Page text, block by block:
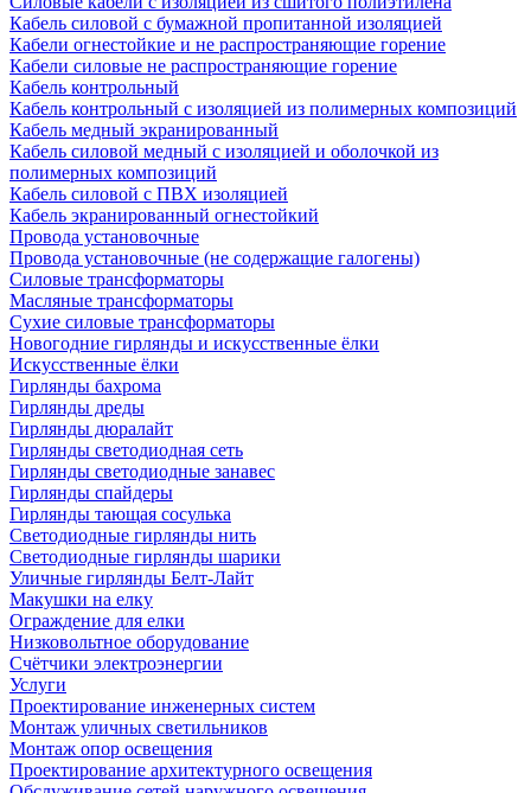
Кабель силовой с бумажной пропитанной изоляцией
Кабели огнестойкие и не распространяющие горение
Кабели силовые не распространяющие горение
Кабель контрольный
Кабель контрольный с изоляцией из полимерных композиций
Кабель медный экранированный
Кабель силовой медный с изоляцией и оболочкой из
полимерных композиций
Кабель силовой с ПВХ изоляцией
Кабель экранированный огнестойкий
Провода установочные
Провода установочные (не содержащие галогены)
Силовые трансформаторы
Масляные трансформаторы
Сухие силовые трансформаторы
Новогодние гирлянды и искусственные ёлки
Искусственные ёлки
Гирлянды бахрома
Гирлянды дреды
Гирлянды дюралайт
Гирлянды светодиодная сеть
Гирлянды светодиодные занавес
Гирлянды спайдеры
Гирлянды тающая сосулька
Светодиодные гирлянды нить
Светодиодные гирлянды шарики
Уличные гирлянды Белт-Лайт
Макушки на елку
Ограждение для елки
Низковольтное оборудование
Счётчики электроэнергии
Услуги
Проектирование инженерных систем
Монтаж уличных светильников
Монтаж опор освещения
Проектирование архитектурного освещения